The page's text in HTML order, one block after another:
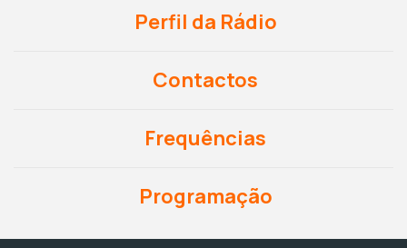
Perfil da Rádio
Contactos
Frequências
Programação